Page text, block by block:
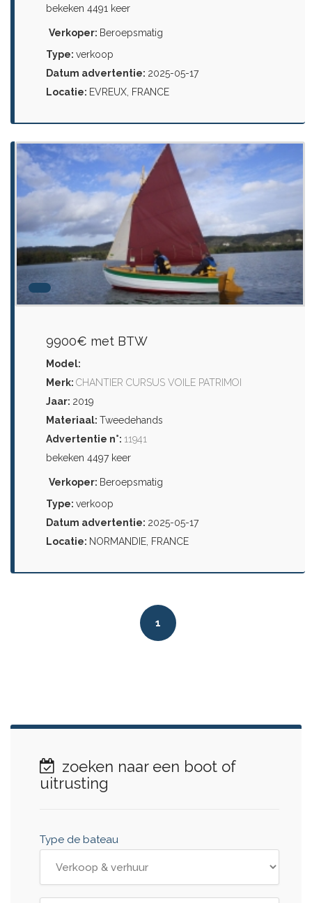
bekeken 4491 keer
Verkoper: Beroepsmatig
Type: verkoop
Datum advertentie: 2025-05-17
Locatie: EVREUX, FRANCE
9900€ met BTW
Model:
Merk: CHANTIER CURSUS VOILE PATRIMOI
Jaar: 2019
Materiaal: Tweedehands
Advertentie n°: 11941
bekeken 4497 keer
Verkoper: Beroepsmatig
Type: verkoop
Datum advertentie: 2025-05-17
Locatie: NORMANDIE, FRANCE
1
zoeken naar een boot of
uitrusting
Type de bateau